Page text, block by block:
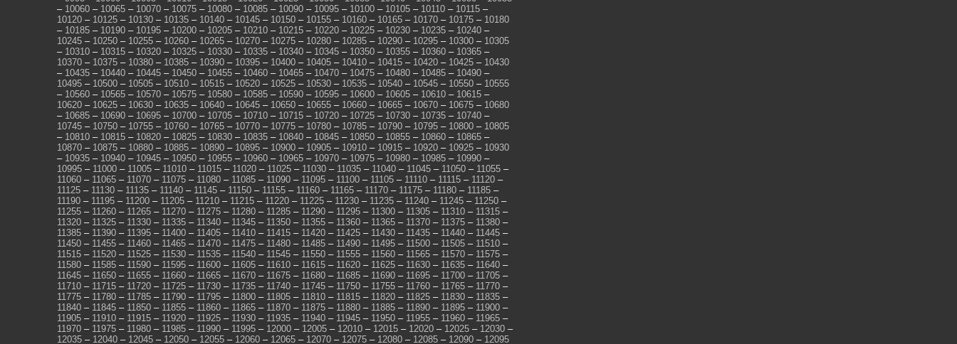
– 10060 – 10065 – 10070 – 10075 – 10080 – 10085 – 10090 – 10095 – 10100 – 10105 – 10110 – 10115 –
10120 – 10125 – 10130 – 10135 – 10140 – 10145 – 10150 – 10155 – 10160 – 10165 – 10170 – 10175 – 10180
– 10185 – 10190 – 10195 – 10200 – 10205 – 10210 – 10215 – 10220 – 10225 – 10230 – 10235 – 10240 –
10245 – 10250 – 10255 – 10260 – 10265 – 10270 – 10275 – 10280 – 10285 – 10290 – 10295 – 10300 – 10305
– 10310 – 10315 – 10320 – 10325 – 10330 – 10335 – 10340 – 10345 – 10350 – 10355 – 10360 – 10365 –
10370 – 10375 – 10380 – 10385 – 10390 – 10395 – 10400 – 10405 – 10410 – 10415 – 10420 – 10425 – 10430
– 10435 – 10440 – 10445 – 10450 – 10455 – 10460 – 10465 – 10470 – 10475 – 10480 – 10485 – 10490 –
10495 – 10500 – 10505 – 10510 – 10515 – 10520 – 10525 – 10530 – 10535 – 10540 – 10545 – 10550 – 10555
– 10560 – 10565 – 10570 – 10575 – 10580 – 10585 – 10590 – 10595 – 10600 – 10605 – 10610 – 10615 –
10620 – 10625 – 10630 – 10635 – 10640 – 10645 – 10650 – 10655 – 10660 – 10665 – 10670 – 10675 – 10680
– 10685 – 10690 – 10695 – 10700 – 10705 – 10710 – 10715 – 10720 – 10725 – 10730 – 10735 – 10740 –
10745 – 10750 – 10755 – 10760 – 10765 – 10770 – 10775 – 10780 – 10785 – 10790 – 10795 – 10800 – 10805
– 10810 – 10815 – 10820 – 10825 – 10830 – 10835 – 10840 – 10845 – 10850 – 10855 – 10860 – 10865 –
10870 – 10875 – 10880 – 10885 – 10890 – 10895 – 10900 – 10905 – 10910 – 10915 – 10920 – 10925 – 10930
– 10935 – 10940 – 10945 – 10950 – 10955 – 10960 – 10965 – 10970 – 10975 – 10980 – 10985 – 10990 –
10995 – 11000 – 11005 – 11010 – 11015 – 11020 – 11025 – 11030 – 11035 – 11040 – 11045 – 11050 – 11055 –
11060 – 11065 – 11070 – 11075 – 11080 – 11085 – 11090 – 11095 – 11100 – 11105 – 11110 – 11115 – 11120 –
11125 – 11130 – 11135 – 11140 – 11145 – 11150 – 11155 – 11160 – 11165 – 11170 – 11175 – 11180 – 11185 –
11190 – 11195 – 11200 – 11205 – 11210 – 11215 – 11220 – 11225 – 11230 – 11235 – 11240 – 11245 – 11250 –
11255 – 11260 – 11265 – 11270 – 11275 – 11280 – 11285 – 11290 – 11295 – 11300 – 11305 – 11310 – 11315 –
11320 – 11325 – 11330 – 11335 – 11340 – 11345 – 11350 – 11355 – 11360 – 11365 – 11370 – 11375 – 11380 –
11385 – 11390 – 11395 – 11400 – 11405 – 11410 – 11415 – 11420 – 11425 – 11430 – 11435 – 11440 – 11445 –
11450 – 11455 – 11460 – 11465 – 11470 – 11475 – 11480 – 11485 – 11490 – 11495 – 11500 – 11505 – 11510 –
11515 – 11520 – 11525 – 11530 – 11535 – 11540 – 11545 – 11550 – 11555 – 11560 – 11565 – 11570 – 11575 –
11580 – 11585 – 11590 – 11595 – 11600 – 11605 – 11610 – 11615 – 11620 – 11625 – 11630 – 11635 – 11640 –
11645 – 11650 – 11655 – 11660 – 11665 – 11670 – 11675 – 11680 – 11685 – 11690 – 11695 – 11700 – 11705 –
11710 – 11715 – 11720 – 11725 – 11730 – 11735 – 11740 – 11745 – 11750 – 11755 – 11760 – 11765 – 11770 –
11775 – 11780 – 11785 – 11790 – 11795 – 11800 – 11805 – 11810 – 11815 – 11820 – 11825 – 11830 – 11835 –
11840 – 11845 – 11850 – 11855 – 11860 – 11865 – 11870 – 11875 – 11880 – 11885 – 11890 – 11895 – 11900 –
11905 – 11910 – 11915 – 11920 – 11925 – 11930 – 11935 – 11940 – 11945 – 11950 – 11955 – 11960 – 11965 –
11970 – 11975 – 11980 – 11985 – 11990 – 11995 – 12000 – 12005 – 12010 – 12015 – 12020 – 12025 – 12030 –
12035 – 12040 – 12045 – 12050 – 12055 – 12060 – 12065 – 12070 – 12075 – 12080 – 12085 – 12090 – 12095